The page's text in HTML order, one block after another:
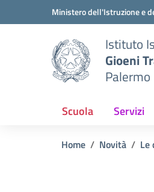
Vai ai contenuti
Vai al menu di navigazione
Ministero dell'Istruzione e
Istituto
Gioeni
Palermo
Scuola Servizi
Home Novità Le